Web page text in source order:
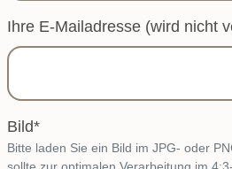
Ihre E-Mailadresse (wird nicht
Bild*
Bitte laden Sie ein Bild im JPG- oder